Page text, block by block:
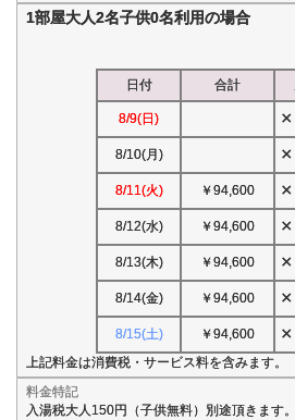
1部屋大人2名子供0名利用の場合
日付 合計
8/9(日) ×
8/10(月) ×
8/11(火) ￥94,600 ×
8/12(水) ￥94,600 ×
8/13(木) ￥94,600 ×
8/14(金) ￥94,600 ×
8/15(土) ￥94,600 ×
上記料金は消費税・サービス料を含みます。
料金特記
入湯税大人150円（子供無料）別途頂きます。